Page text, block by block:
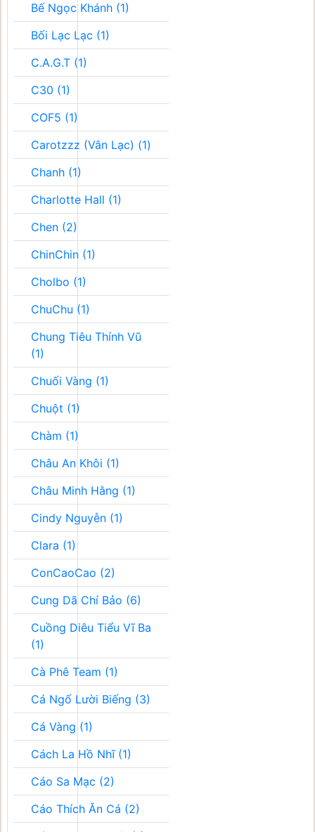
Bế Ngọc Khánh (1)
Bối Lạc Lạc (1)
C.A.G.T (1)
C30 (1)
COF5 (1)
Carotzzz (Vân Lạc) (1)
Chanh (1)
Charlotte Hall (1)
Chen (2)
ChinChin (1)
Cholbo (1)
ChuChu (1)
Chung Tiêu Thính Vũ
(1)
Chuối Vàng (1)
Chuột (1)
Chàm (1)
Châu An Khôi (1)
Châu Minh Hằng (1)
Cindy Nguyễn (1)
Clara (1)
ConCaoCao (2)
Cung Dã Chí Bảo (6)
Cuồng Diêu Tiểu Vĩ Ba
(1)
Cà Phê Team (1)
Cá Ngố Lười Biếng (3)
Cá Vàng (1)
Cách La Hồ Nhĩ (1)
Cáo Sa Mạc (2)
Cáo Thích Ăn Cá (2)